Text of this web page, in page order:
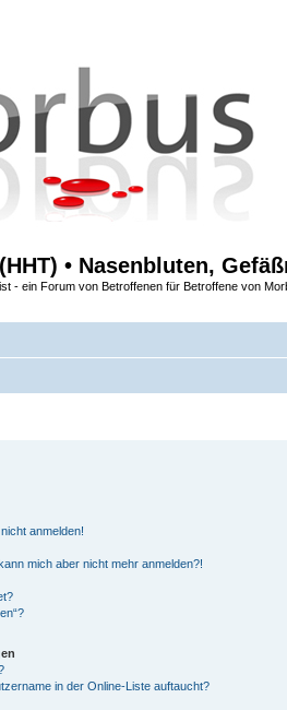
• Nasenbluten,
- ein Forum von Betroffenen für Betroffene von
anmelden!
mich aber nicht mehr anmelden?!
in der Online-Liste auftaucht?